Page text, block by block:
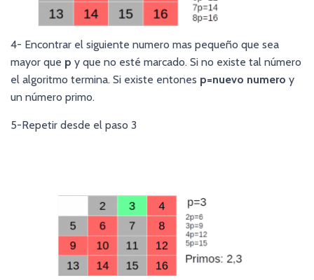
4- Encontrar el siguiente numero mas pequeño que sea
mayor que p y que no esté marcado. Si no existe tal número
el algoritmo termina. Si existe entones p=nuevo numero y
un número primo.
5-Repetir desde el paso 3